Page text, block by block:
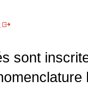
sont